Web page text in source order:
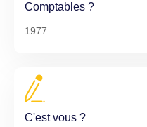
Comptables ?
1977
C'est vous ?